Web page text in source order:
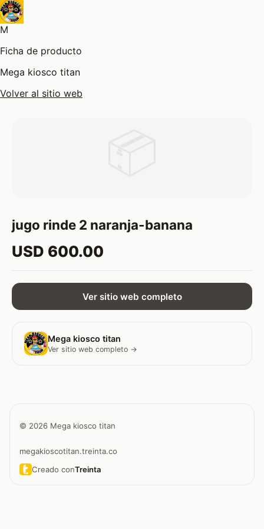
M
Ficha de producto
Mega kiosco titan
Volver al sitio web
jugo rinde 2 naranja-banana
USD 600.00
Ver sitio web completo
Mega kiosco titan
Ver sitio web completo →
© 2026 Mega kiosco titan
megakioscotitan.treinta.co
Creado conTreinta